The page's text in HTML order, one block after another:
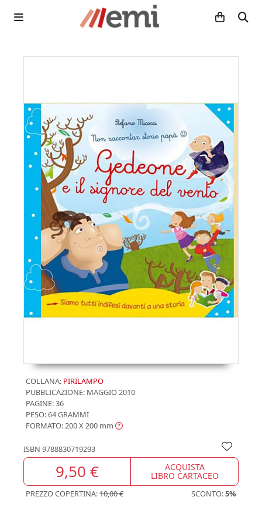
COLLANA: PIRILAMPO
PUBBLICAZIONE: MAGGIO 2010
PAGINE: 36
PESO: 64 GRAMMI
FORMATO: 200 X 200 mm
ISBN 9788830719293
9,50 € ACQUISTA
LIBRO CARTACEO
PREZZO COPERTINA:10,00 € SCONTO:5%